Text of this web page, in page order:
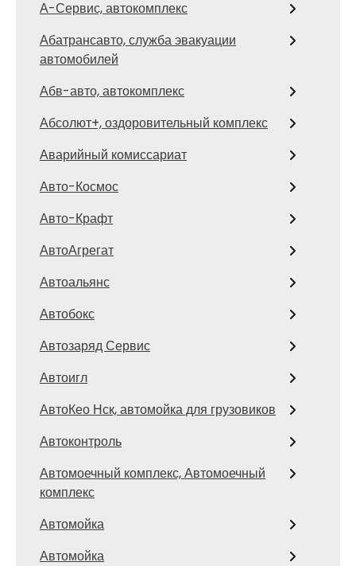
А-Сервис, автокомплекс
Абатрансавто, служба эвакуации
автомобилей
Абв-авто, автокомплекс
Абсолют+, оздоровительный комплекс
Аварийный комиссариат
Авто-Космос
Авто-Крафт
АвтоАгрегат
Автоальянс
Автобокс
Автозаряд Сервис
Автоигл
АвтоКео Нск, автомойка для грузовиков
Автоконтроль
Автомоечный комплекс, Автомоечный
комплекс
Автомойка
Автомойка